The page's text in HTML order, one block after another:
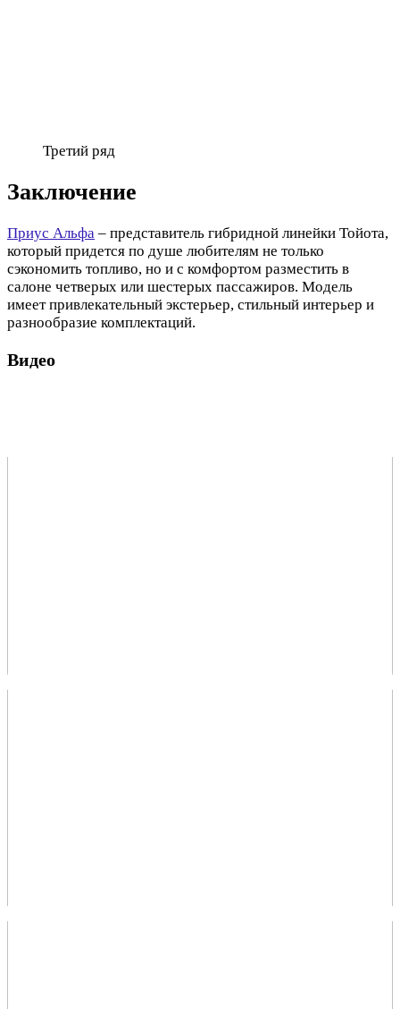
Третий ряд
Заключение
Приус Альфа – представитель гибридной линейки Тойота,
который придется по душе любителям не только
сэкономить топливо, но и с комфортом разместить в
салоне четверых или шестерых пассажиров. Модель
имеет привлекательный экстерьер, стильный интерьер и
разнообразие комплектаций.
Видео